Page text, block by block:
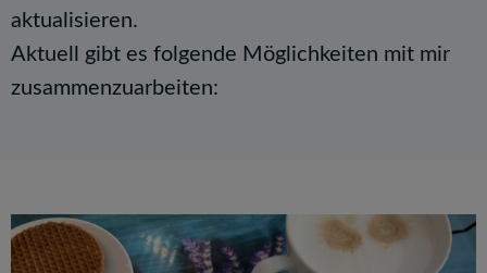
aktualisieren.
Aktuell gibt es folgende Möglichkeiten mit mir
zusammenzuarbeiten: